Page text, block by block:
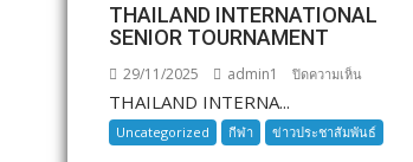
THAILAND INTERNATIONAL
SENIOR TOURNAMENT
29/11/2025 admin1 ปิดความเห็น
SENIOR
THAILAND INTERNA...
Uncategorized กีฬา ข่าวประชาสัมพันธ์